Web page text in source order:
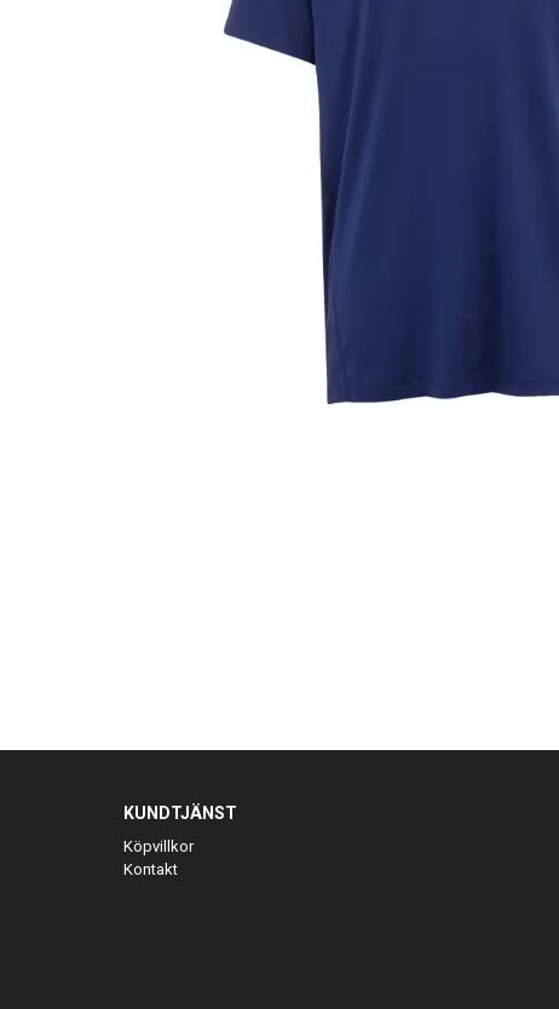
KUNDTJÄNST
Köpvillkor
Kontakt